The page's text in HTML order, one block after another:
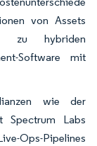
von Assets
zu hybriden
Software mit
wie der
Spectrum Labs
Ops-Pipelines